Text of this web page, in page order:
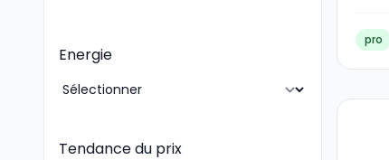
Energie
Tendance du prix
pro